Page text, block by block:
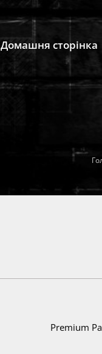
Домашня сторінка
Premium